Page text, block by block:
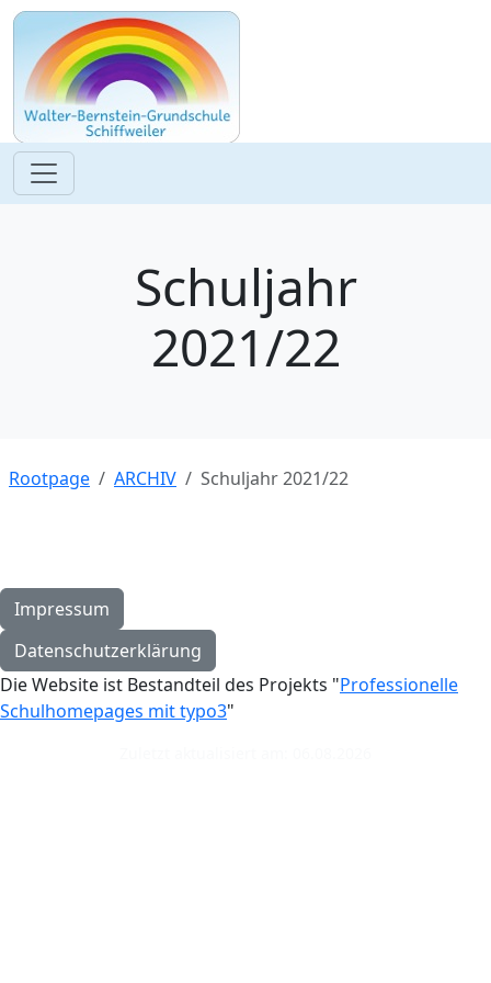
Schuljahr
2021/22
Rootpage ARCHIV Schuljahr 2021/22
Impressum
Datenschutzerklärung
Die Website ist Bestandteil des Projekts "Professionelle
Schulhomepages mit typo3"